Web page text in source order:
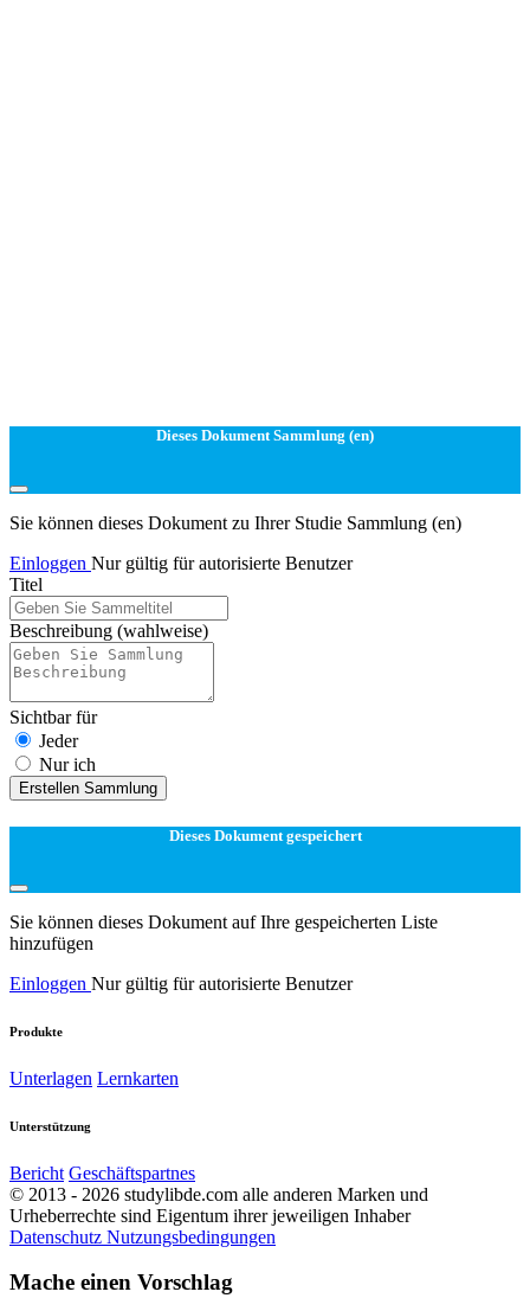
Dieses Dokument Sammlung (en)
Sie können dieses Dokument zu Ihrer Studie Sammlung (en)
Einloggen Nur gültig für autorisierte Benutzer
Titel
Beschreibung (wahlweise)
Sichtbar für
Jeder
Nur ich
Erstellen Sammlung
Dieses Dokument gespeichert
Sie können dieses Dokument auf Ihre gespeicherten Liste
hinzufügen
Einloggen Nur gültig für autorisierte Benutzer
Produkte
Unterlagen Lernkarten
Unterstützung
Bericht Geschäftspartnes
© 2013 - 2026 studylibde.com alle anderen Marken und
Urheberrechte sind Eigentum ihrer jeweiligen Inhaber
Datenschutz Nutzungsbedingungen
Mache einen Vorschlag